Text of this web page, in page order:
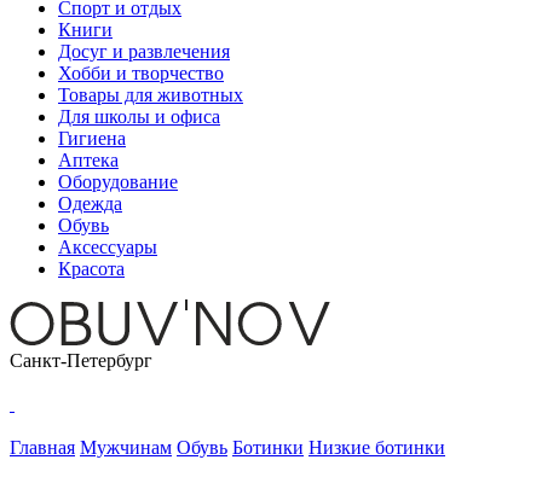
Спорт и отдых
Книги
Досуг и развлечения
Хобби и творчество
Товары для животных
Для школы и офиса
Гигиена
Аптека
Оборудование
Одежда
Обувь
Аксессуары
Красота
Санкт-Петербург
Главная Мужчинам Обувь Ботинки Низкие ботинки